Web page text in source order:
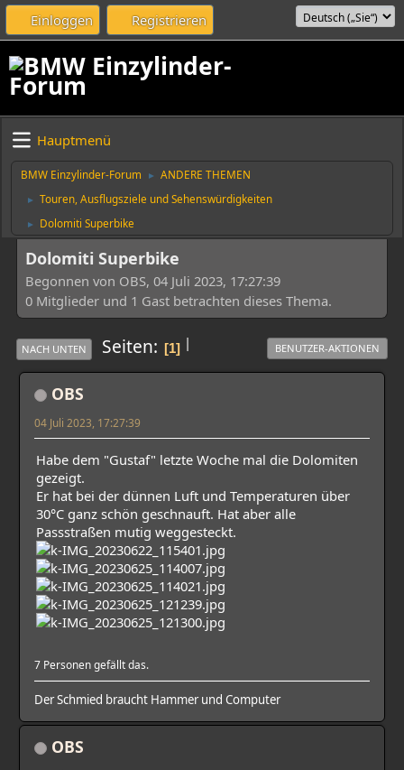
Einloggen Registrieren
Hauptmenü
BMW Einzylinder-Forum ► ANDERE THEMEN
► Touren, Ausflugsziele und Sehenswürdigkeiten
► Dolomiti Superbike
Dolomiti Superbike
Begonnen von OBS, 04 Juli 2023, 17:27:39
0 Mitglieder und 1 Gast betrachten dieses Thema.
|
NACH UNTEN Seiten 1 BENUTZER-AKTIONEN
OBS
04 Juli 2023, 17:27:39
Habe dem "Gustaf" letzte Woche mal die Dolomiten
gezeigt.
Er hat bei der dünnen Luft und Temperaturen über
30°C ganz schön geschnauft. Hat aber alle
Passstraßen mutig weggesteckt.
7 Personen gefällt das.
Der Schmied braucht Hammer und Computer
OBS